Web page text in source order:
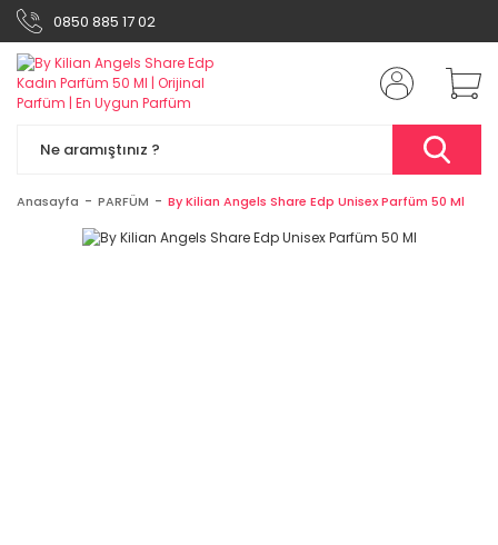
0850 885 17 02
Anasayfa PARFÜM By Kilian Angels Share Edp Unisex Parfüm 50 Ml